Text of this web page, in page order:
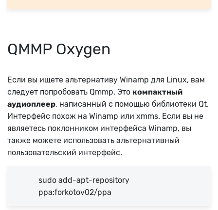
QMMP Oxygen
Если вы ищете альтернативу Winamp для Linux, вам
следует попробовать Qmmp. Это компактный
аудиоплеер, написанный с помощью библиотеки Qt.
Интерфейс похож на Winamp или xmms. Если вы не
являетесь поклонником интерфейса Winamp, вы
также можете использовать альтернативный
пользовательский интерфейс.
sudo add-apt-repository
ppa:forkotov02/ppa